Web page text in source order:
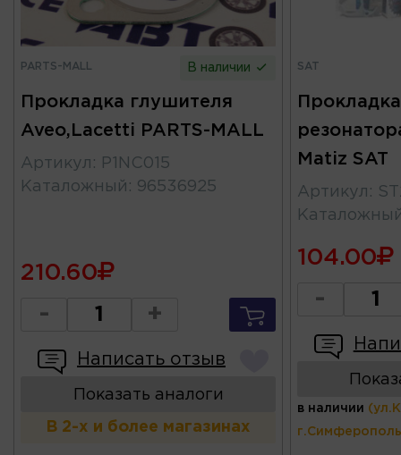
PARTS-MALL В наличии
Прокладка глушителя
Aveo,Lacetti PARTS-MALL
Артикул :
P1NC015
Каталожный : 96536925
210.60
- +
Написать отзыв
Показать аналоги
В 2-х и более магазинах
SAT
Matiz SAT
Артикул :
104.00
-
в наличии